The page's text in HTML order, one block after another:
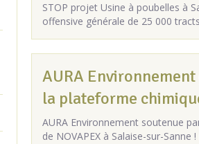
STOP projet Usine à poubelles à
offensive générale de 25 000
AURA
la plateforme
AURA Environnement soutenue
de NOVAPEX à Salaise-sur-